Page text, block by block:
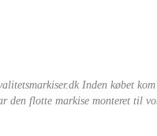
Inden købet
flotte markise monteret til